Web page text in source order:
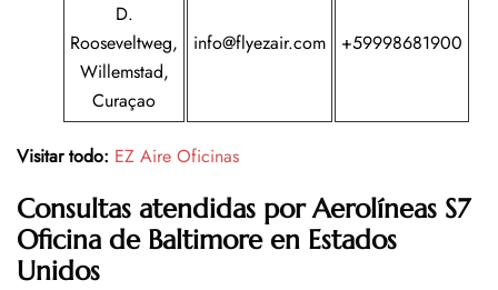
D.
Rooseveltweg,
Willemstad,
Curaçao
info@flyezair.com +59998681900
Visitar todo: EZ Aire Oficinas
Consultas atendidas por Aerolíneas S7
Oficina de Baltimore en Estados
Unidos